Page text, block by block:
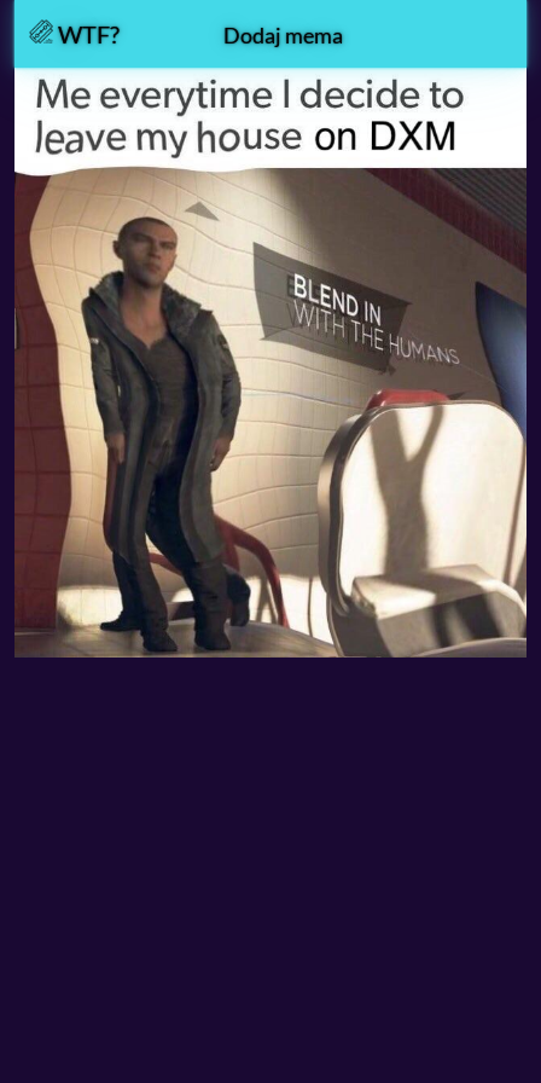
WTF? Dodaj mema